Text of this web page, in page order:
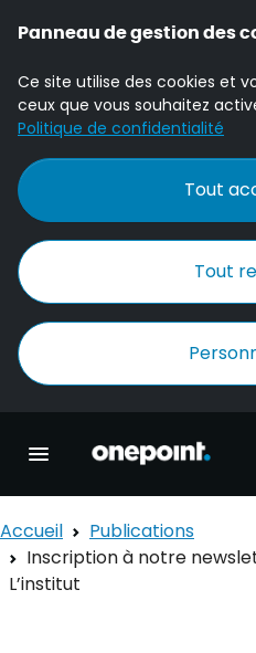
Panneau de gestion des
Ce site utilise des cookies et
ceux que vous souhaitez
Politique de confidentialité
Tout
Tout
Accueil
Publications
Inscription à notre
L’institut